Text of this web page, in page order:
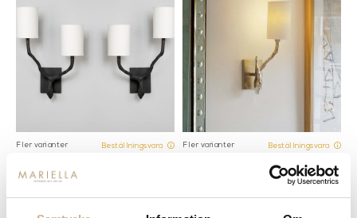
Fler varianter Beställningsvara
VÄGGLAMPA - TWIG WALL LIGHT
Fler varianter Beställningsvara
VÄGGLAMPA - TWIG BATHROOM